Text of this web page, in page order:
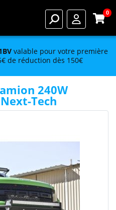
0
valable pour votre première
de réduction dès 150€
240W
Tech